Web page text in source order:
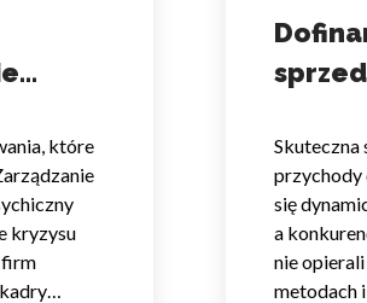
które
kryzysu
firm
Skuteczna
przychody
się
a
nie
metodach
w celu śledzenia użytkowników na stronach
są w procesie klasyfikowania, wraz z